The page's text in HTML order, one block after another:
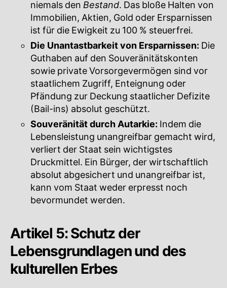
niemals den Bestand. Das bloße Halten von
Immobilien, Aktien, Gold oder Ersparnissen
ist für die Ewigkeit zu 100 % steuerfrei.
Die Unantastbarkeit von Ersparnissen: Die
Guthaben auf den Souveränitätskonten
sowie private Vorsorgevermögen sind vor
staatlichem Zugriff, Enteignung oder
Pfändung zur Deckung staatlicher Defizite
(Bail-ins) absolut geschützt.
Souveränität durch Autarkie: Indem die
Lebensleistung unangreifbar gemacht wird,
verliert der Staat sein wichtigstes
Druckmittel. Ein Bürger, der wirtschaftlich
absolut abgesichert und unangreifbar ist,
kann vom Staat weder erpresst noch
bevormundet werden.
Artikel 5: Schutz der
Lebensgrundlagen und des
kulturellen Erbes